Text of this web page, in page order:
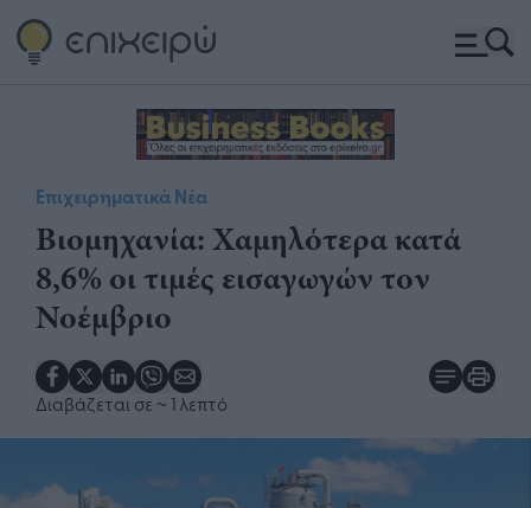
Επιχειρηματικά Νέα
Βιομηχανία: Χαμηλότερα κατά
8,6% οι τιμές εισαγωγών τον
Νοέμβριο
Διαβάζεται σε ~ 1 λεπτό